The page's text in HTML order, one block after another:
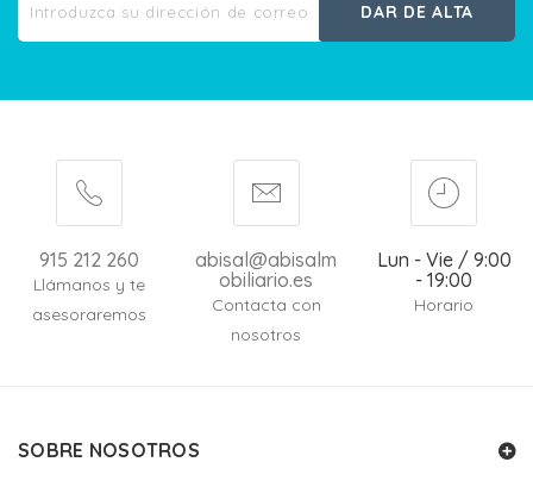
DAR DE ALTA
915 212 260
Llámanos y te
asesoraremos
abisal@abisalm
obiliario.es
Contacta con
nosotros
Lun - Vie / 9:00
- 19:00
Horario
SOBRE NOSOTROS